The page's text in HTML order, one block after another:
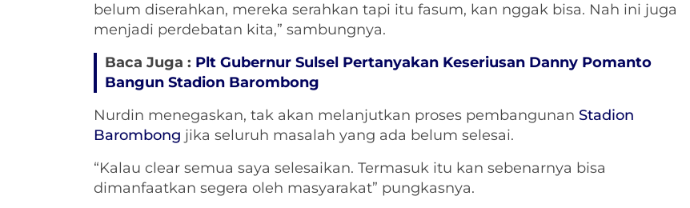
belum diserahkan, mereka serahkan tapi itu fasum, kan nggak bisa. Nah ini juga
menjadi perdebatan kita,” sambungnya.
Baca Juga : Plt Gubernur Sulsel Pertanyakan Keseriusan Danny Pomanto
Bangun Stadion Barombong
Nurdin menegaskan, tak akan melanjutkan proses pembangunan Stadion
Barombong jika seluruh masalah yang ada belum selesai.
“Kalau clear semua saya selesaikan. Termasuk itu kan sebenarnya bisa
dimanfaatkan segera oleh masyarakat” pungkasnya.